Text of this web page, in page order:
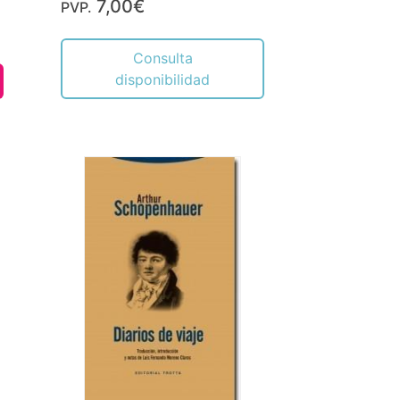
PVP. 7,00€
Consulta
disponibilidad